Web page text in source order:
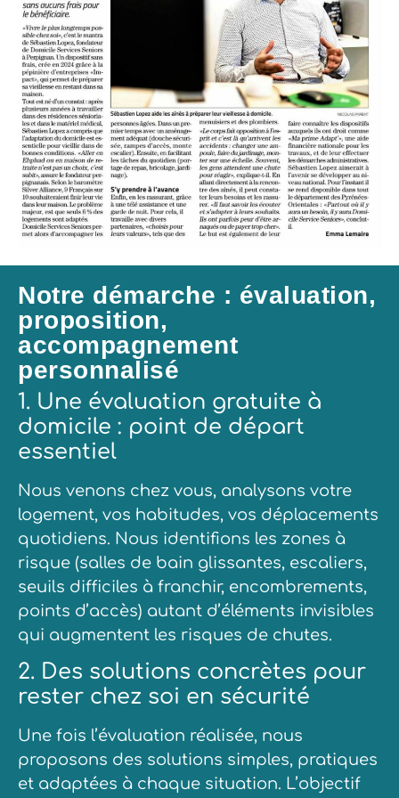
Notre démarche : évaluation,
proposition,
accompagnement
personnalisé
1. Une évaluation gratuite à
domicile : point de départ
essentiel
Nous venons chez vous, analysons votre
logement, vos habitudes, vos déplacements
quotidiens. Nous identifions les zones à
risque (salles de bain glissantes, escaliers,
seuils difficiles à franchir, encombrements,
points d’accès) autant d’éléments invisibles
qui augmentent les risques de chutes.
2. Des solutions concrètes pour
rester chez soi en sécurité
Une fois l’évaluation réalisée, nous
proposons des solutions simples, pratiques
et adaptées à chaque situation. L’objectif